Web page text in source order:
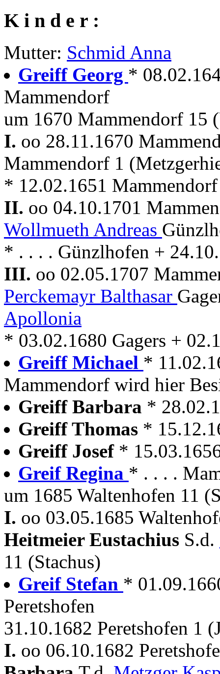
K i n d e r :
Mutter: Schmid Anna
Greiff Georg *
Mammendorf
um 1670 Mammendorf 15
I. oo 28.11.1670
Mammendorf 1
* 12.02.1651
II. oo 04.10.1701
Wollmueth Andreas
* . . . . Günzlhofen +
III. oo 02.05.1707
Perckemayr Balthasar
Apollonia
* 03.02.1680 Gagers +
Greiff Michael *
Mammendorf wird hier
Greiff Barbara *
Greiff Thomas *
Greiff Josef *
Greif Regina * . . . .
um 1685 Waltenhofen 11
I. oo 03.05.1685
Heitmeier Eustachius S.d.
11 (Stachus)
Greif Stefan *
Peretshofen
31.10.1682 Peretshofen 1
I. oo 06.10.1682